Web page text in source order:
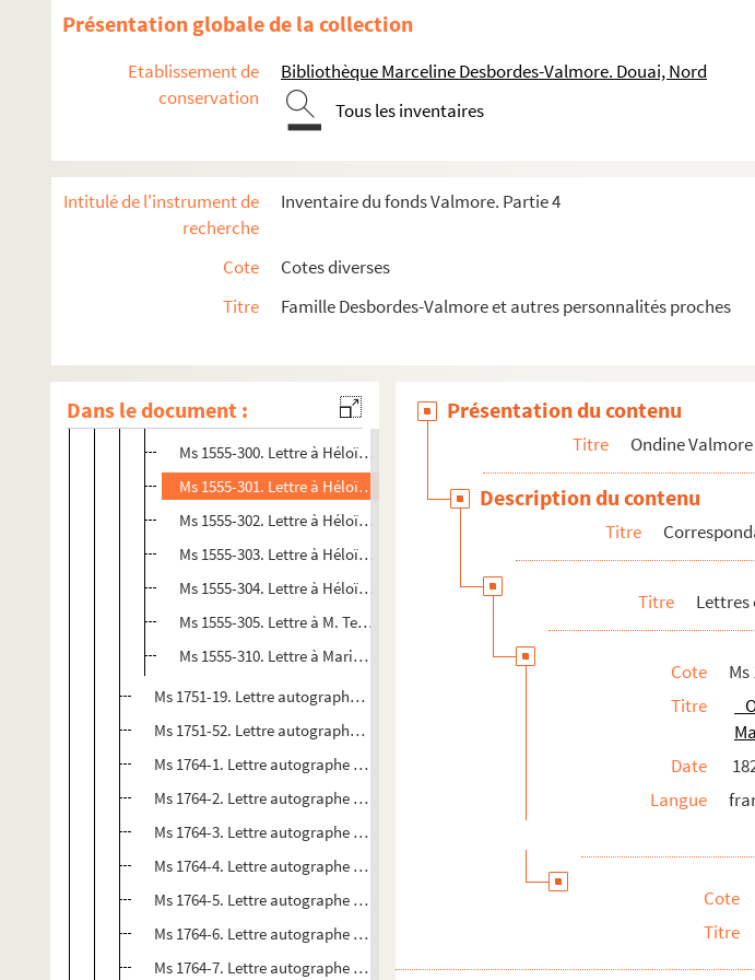
Présentation globale de la collection
Etablissement de
conservation
Bibliothèque Marceline Desbordes-Valmore. Douai, Nord
Tous les inventaires
Intitulé de l'instrument de
recherche
Inventaire du fonds Valmore. Partie 4
Cote
Cotes diverses
Titre
Famille Desbordes-Valmore et autres personnalités proches
Dans le document :
Ms 1555-287-2. Copie dactylographié d'une lettre à Maria Castaing datée du 17
Ms 1555-289. Lettre à Léonie d'Erville à Lyon, datée du 25 avril 1837 et écrite de Paris.
Ms 1555-290. Lettre à Léonie d'Erville , sans lieu ni date
Ms 1555-292. Lettre à Mme Langlais, sa belle-mère datée du 5 mai 1852 et écrite de
Ms 1555-293. Lettre à Héloïse Saudeur à Douai, datée du 6 janvier 1843 et écrite de
Ms 1555-296. Lettre à Héloïse Saudeur à Douai, datée de 1843 et écrite de Londres
Ms 1555-298. Lettre à Héloïse Saudeur, sans lieu ni date
Ms 1555-299. Lettre à Héloïse Saudeur à Douai, sans lieu ni date
Ms 1555-300. Lettre à Héloïse Saudeur à Douai, sans lieu ni date
Ms 1555-301. Lettre à Héloïse Saudeur, datée du 2 octobre 1842 et écrite de Londres
Ms 1555-302. Lettre à Héloïse Saudeur à Douai
Ms 1555-303. Lettre à Héloïse Saudeur datée du 2 décembre 1843
Ms 1555-304. Lettre à Héloïse Saudeur à Douai
Ms 1555-305. Lettre à M. Terme (ou Ferme ?), sans lieu ni date
Ms 1555-310. Lettre à Marie Carpentier à Paris, sans lieu ni date
Ms 1751-19. Lettre autographe d'Ondine Valmore à Léonie d'Erville et écrite de Milan
Ms 1751-52. Lettre autographe d'Ondine Valmore à madame d'Erville et écrite de Paris
Ms 1764-1. Lettre autographe d'Ondine Valmore à sa mère à Lyon et écrite de Saint-
Ms 1764-2. Lettre autographe d'Ondine Valmore à sa mère à Lyon et écrite de Saint-
Ms 1764-3. Lettre autographe d'Ondine Valmore à sa mère à Lyon et écrite de Paris
Ms 1764-4. Lettre autographe à Ondine Valmore à sa mère à Lyon et écrite de Paris
Ms 1764-5. Lettre autographe d'Ondine Valmore à sa mère à Lyon et écrite de Paris
Ms 1764-6. Lettre autographe d'Ondine Valmore à sa mère à Douai
Ms 1764-7. Lettre autographe d'Ondine Valmore à sa mère, écrite de Douai
Présentation du contenu
Titre Ondine Valmore
Description du contenu
Titre
Titre Lettres
Cote
Ms
Titre
Date
Langue
Cote
Titre